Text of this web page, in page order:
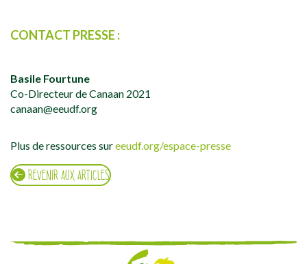
CONTACT PRESSE :
Basile Fourtune
Co-Directeur de Canaan 2021
canaan@eeudf.org
Plus de ressources sureeudf.org/espace-presse
REVENIR AUX ARTICLES